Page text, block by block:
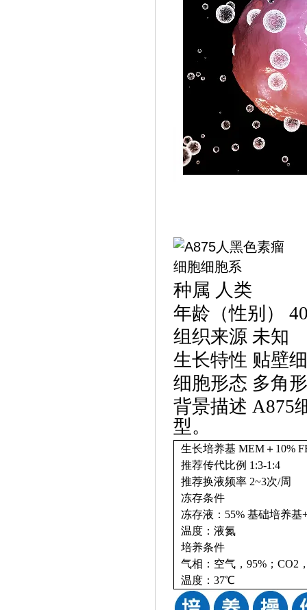
种属 人类
年龄（性别）
组织来源 未知
生长特性 贴壁
细胞形态 多角形
背景描述 A875
型。
生长培养基 MEM＋10%
推荐传代比例 1:3-1:4
推荐换液频率 2~3次/周
冻存条件
冻存液： 55% 基础培养基
温度：液氮
培养条件
气相：空气， 95%；CO2
温度： 37℃